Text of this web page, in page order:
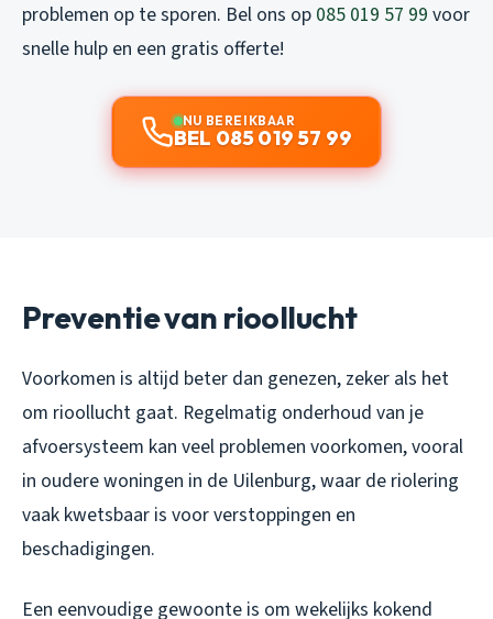
problemen op te sporen. Bel ons op 085 019 57 99 voor
snelle hulp en een gratis offerte!
NU BEREIKBAAR
BEL 085 019 57 99
Preventie van rioollucht
Voorkomen is altijd beter dan genezen, zeker als het
om rioollucht gaat. Regelmatig onderhoud van je
afvoersysteem kan veel problemen voorkomen, vooral
in oudere woningen in de Uilenburg, waar de riolering
vaak kwetsbaar is voor verstoppingen en
beschadigingen.
Een eenvoudige gewoonte is om wekelijks kokend